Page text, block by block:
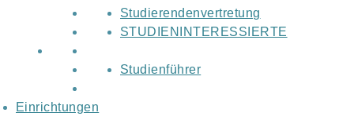
Studierendenvertretung
STUDIENINTERESSIERTE
Studienführer
Einrichtungen